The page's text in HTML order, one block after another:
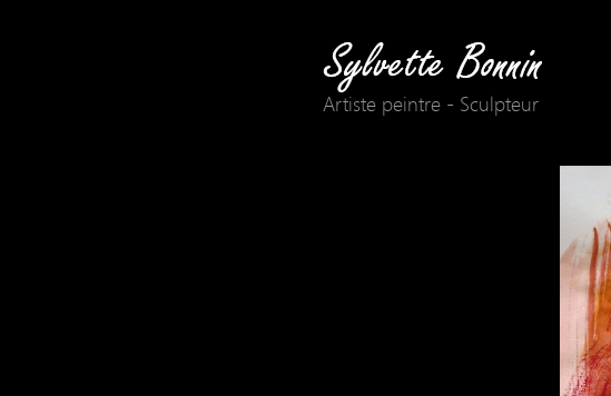
Artiste peintre - Sculpteur